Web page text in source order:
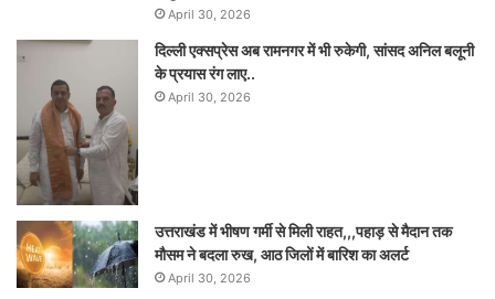
April 30, 2026
दिल्ली एक्सप्रेस अब रामनगर में भी रुकेगी, सांसद अनिल बलूनी
के प्रयास रंग लाए..
April 30, 2026
उत्तराखंड में भीषण गर्मी से मिली राहत,,,पहाड़ से मैदान तक
मौसम ने बदला रुख, आठ जिलों में बारिश का अलर्ट
April 30, 2026